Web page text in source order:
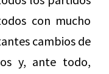
con mucho
cambios de
y, ante todo,